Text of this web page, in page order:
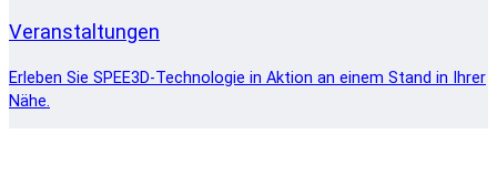
Veranstaltungen
Erleben Sie SPEE3D-Technologie in Aktion an einem Stand in Ihrer
Nähe.